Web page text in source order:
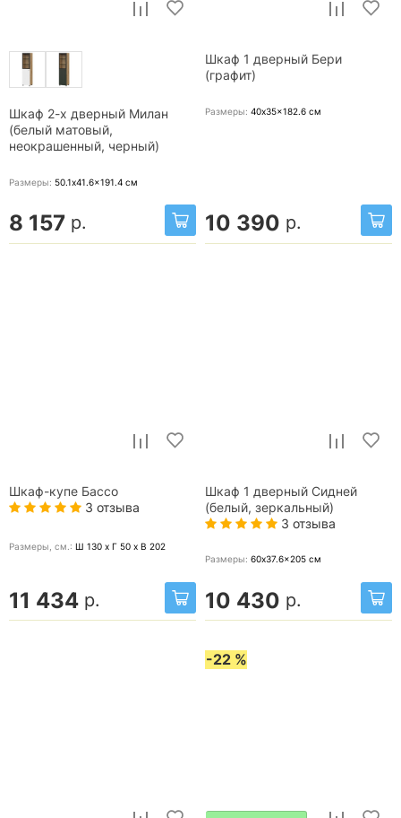
Шкаф 2-х дверный Милан
(белый матовый,
неокрашенный, черный)
Размеры: 50.1x41.6x191.4 см
8 157 р.
Шкаф 1 дверный Бери
(графит)
Размеры: 40x35x182.6 см
10 390 р.
Шкаф-купе Бассо
3 отзыва
Размеры, cм.: Ш 130 x Г 50 x В 202
11 434 р.
Шкаф 1 дверный Сидней
(белый, зеркальный)
3 отзыва
Размеры: 60x37.6x205 см
10 430 р.
-22 %